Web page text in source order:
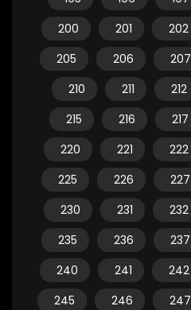
200
201 202
205
206 207
210
211 212
215
216 217
220
221 222
225
226 227
230
231 232
235
236 237
240
241 242
245
246 247